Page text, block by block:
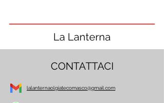
La Lanterna
CONTATTACI
lalanternaolgiatecomasco@gmail.com